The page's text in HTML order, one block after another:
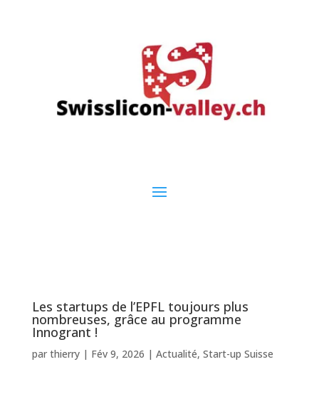
Les startups de l’EPFL toujours plus
nombreuses, grâce au programme
Innogrant !
par thierry| Fév 9, 2026 | Actualité, Start-up Suisse